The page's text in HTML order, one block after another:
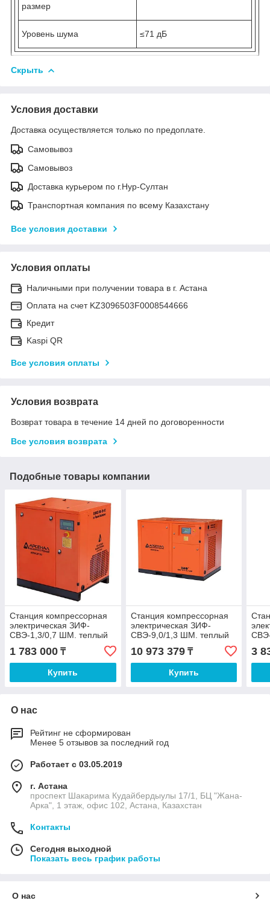
размер
Уровень шума ≤71 дБ
Скрыть
Условия доставки
Доставка осуществляется только по предоплате.
Самовывоз
Самовывоз
Доставка курьером по г.Нур-Султан
Транспортная компания по всему Казахстану
Все условия доставки
Условия оплаты
Наличными при получении товара в г. Астана
Оплата на счет KZ3096503F0008544666
Кредит
Kaspi QR
Все условия оплаты
Условия возврата
Возврат товара в течение 14 дней по договоренности
Все условия возврата
Подобные товары компании
Станция компрессорная
электрическая ЗИФ-
СВЭ-1,3/0,7 ШМ. теплый
1 783 000 ₸
Купить
Станция компрессорная
электрическая ЗИФ-
СВЭ-9,0/1,3 ШМ. теплый
10 973 379₸
Купить
3
О нас
Рейтинг не сформирован
Менее 5 отзывов за последний год
Работает с 03.05.2019
г. Астана
проспект Шакарима Кудайбердыулы 17/1, БЦ "Жана-
Арка", 1 этаж, офис 102, Астана, Казахстан
Контакты
Сегодня выходной
Показать весь график работы
О нас